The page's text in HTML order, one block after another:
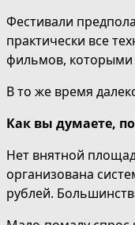
Фестивали
практически все
фильмов,
В то же время
Как вы думаете,
Нет внятной
организована
рублей.